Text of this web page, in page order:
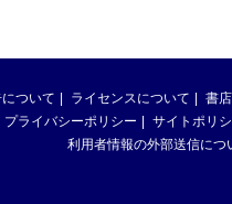
ついて ライセンスについて 書
プライバシーポリシー サイトポリ
利用者情報の外部送信につ